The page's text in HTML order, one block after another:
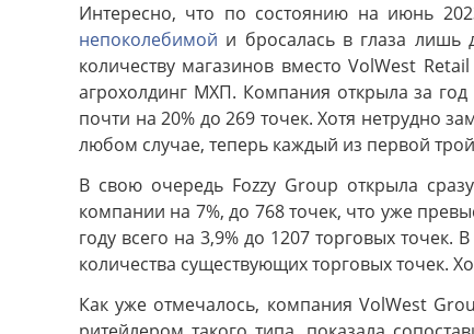
Интересно, что по состоянию на июнь
непоколебимой и бросалась в глаза лишь
количеству магазинов вместо VolWest
агрохолдинг МХП. Компания открыла за
почти на 20% до 269 точек. Хотя нетрудно
любом случае, теперь каждый из первой
В свою очередь Fozzy Group открыла
компании на 7%, до 768 точек, что уже
году всего на 3,9% до 1207 торговых
количества существующих торговых точек.
Как уже отмечалось, компания VolWest